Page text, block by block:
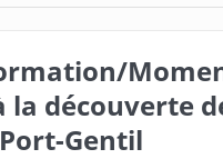
la découverte
Gentil